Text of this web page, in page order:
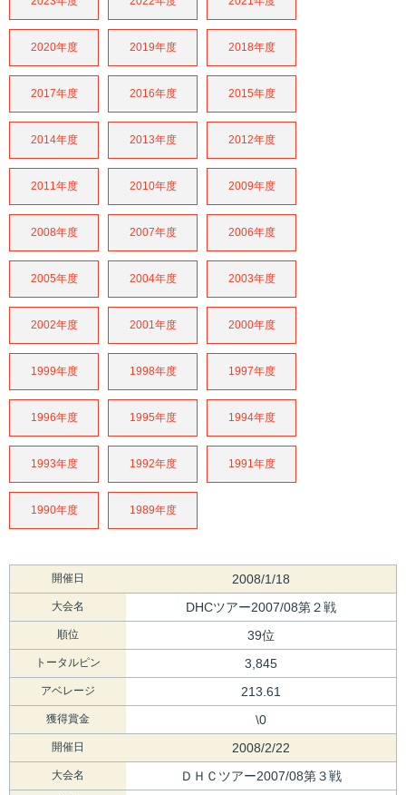
2020年度 2019年度 2018年度
2017年度 2016年度 2015年度
2014年度 2013年度 2012年度
2011年度 2010年度 2009年度
2008年度 2007年度 2006年度
2005年度 2004年度 2003年度
2002年度 2001年度 2000年度
1999年度 1998年度 1997年度
1996年度 1995年度 1994年度
1993年度 1992年度 1991年度
1990年度 1989年度
開催日 2008/1/18
大会名 DHCツアー2007/08第２戦
順位 39位
トータルピン 3,845
アベレージ 213.61
獲得賞金 \0
開催日 2008/2/22
大会名 ＤＨＣツアー2007/08第３戦